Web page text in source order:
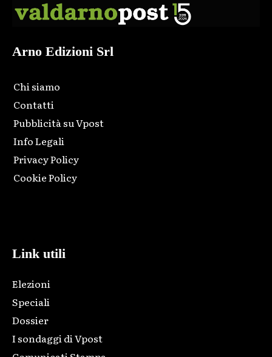
Arno Edizioni Srl
Chi siamo
Contatti
Pubblicità su Vpost
Info Legali
Privacy Policy
Cookie Policy
Link utili
Elezioni
Speciali
Dossier
I sondaggi di Vpost